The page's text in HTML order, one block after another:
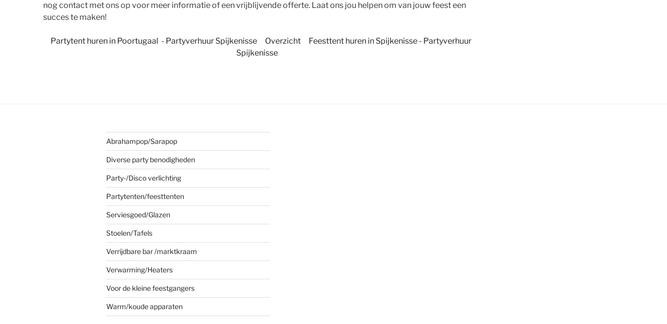
nog contact met ons op voor meer informatie of een vrijblijvende offerte. Laat ons jou helpen om van jouw feest een
succes te maken!
Partytent huren in Poortugaal - Partyverhuur Spijkenisse Overzicht
Feesttent huren in Spijkenisse - Partyverhuur
Spijkenisse
Abrahampop/Sarapop
Diverse party benodigheden
Party-/Disco verlichting
Partytenten/feesttenten
Serviesgoed/Glazen
Stoelen/Tafels
Verrijdbare bar /marktkraam
Verwarming/Heaters
Voor de kleine feestgangers
Warm/koude apparaten